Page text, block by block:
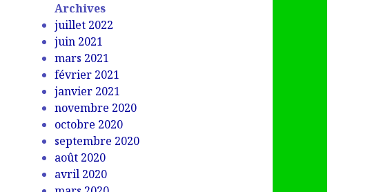
Archives
juillet 2022
juin 2021
mars 2021
février 2021
janvier 2021
novembre 2020
octobre 2020
septembre 2020
août 2020
avril 2020